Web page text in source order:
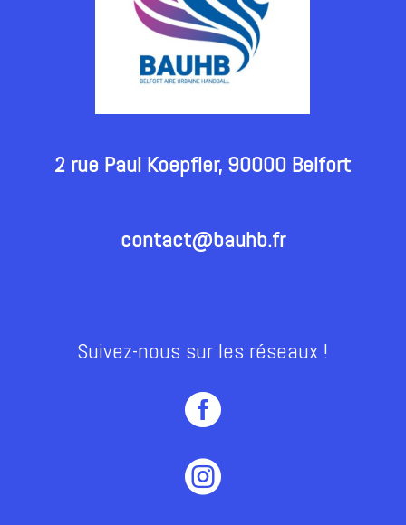
2 rue Paul Koepfler, 90000 Belfort
contact@bauhb.fr
Suivez-nous sur les réseaux !

